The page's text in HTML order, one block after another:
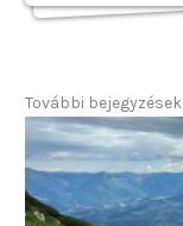
További bejegyzések